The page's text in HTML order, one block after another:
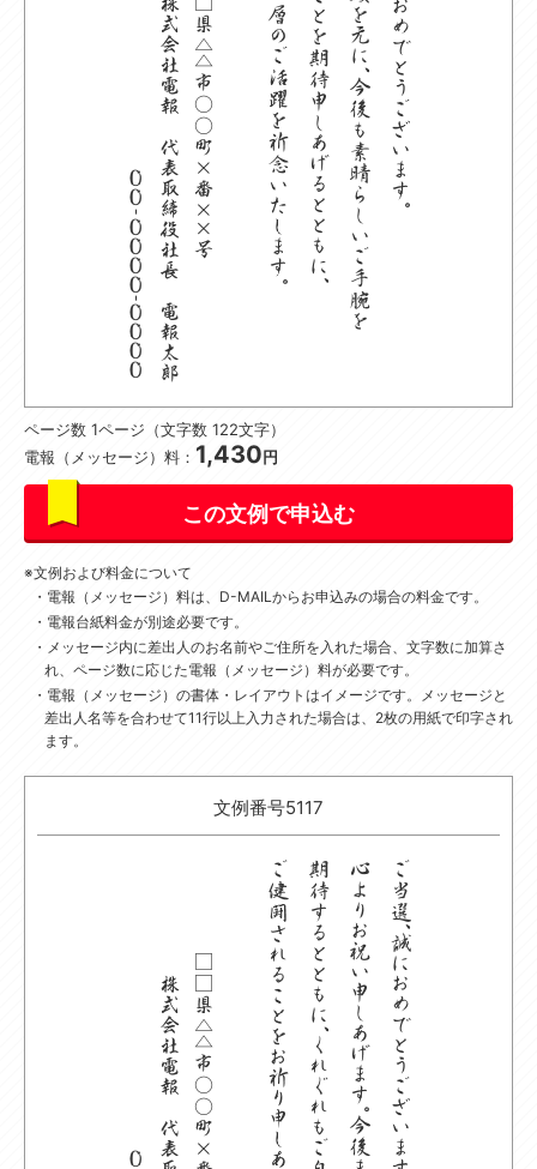
ページ数 1ページ（文字数 122文字）
電報（メッセージ）料： 1,430円
この文例で申込む
文例および料金について
電報（メッセージ）料は、D-MAILからお申込みの場合の料金です。
電報台紙料金が別途必要です。
メッセージ内に差出人のお名前やご住所を入れた場合、文字数に加算さ
れ、ページ数に応じた電報（メッセージ）料が必要です。
電報（メッセージ）の書体・レイアウトはイメージです。
メッセージと
差出人名等を合わせて11行以上入力された場合は、2枚の用紙で印字され
ます。
文例番号5117